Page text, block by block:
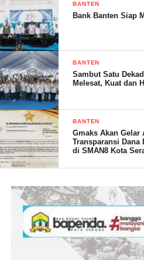
BANTEN
Bank Banten Siap
BANTEN
Sambut Satu
Melesat, Kuat dan
BANTEN
Gmaks Akan Gelar
Transparansi Dana
di SMAN8 Kota